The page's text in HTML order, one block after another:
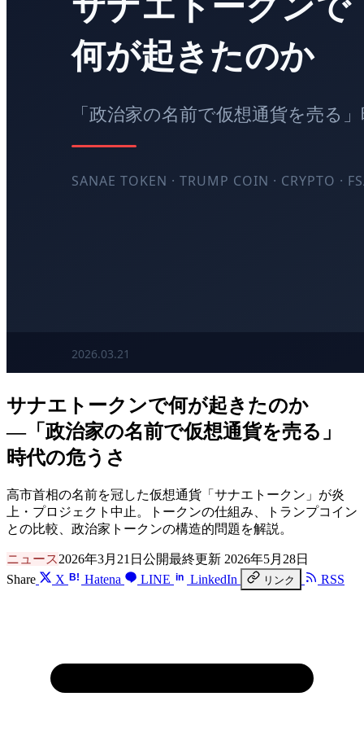
サナエトークンで何が起きたのか
―「政治家の名前で仮想通貨を売る」
時代の危うさ
高市首相の名前を冠した仮想通貨「サナエトークン」が炎
上・プロジェクト中止。トークンの仕組み、トランプコイン
との比較、政治家トークンの構造的問題を解説。
ニュース2026年3月21日公開最終更新 2026年5月28日
Share
X B! Hatena LINE in LinkedIn リンク RSS